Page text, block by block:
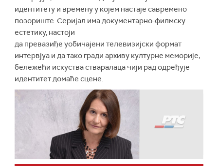
идентитету и времену у којем настаје савремено
позориште. Серијал има документарно-филмску
естетику, настоји
да превазиђе уобичајени телевизијски формат
интервјуа и да тако гради архиву културне меморије,
бележећи искуства стваралаца чији рад одређује
идентитет домаће сцене.